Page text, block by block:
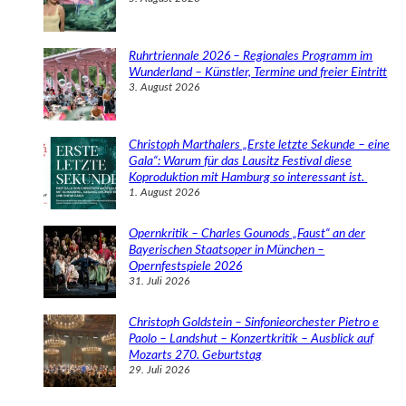
Ruhrtriennale 2026 – Regionales Programm im
Wunderland – Künstler, Termine und freier Eintritt
3. August 2026
Christoph Marthalers „Erste letzte Sekunde – eine
Gala“: Warum für das Lausitz Festival diese
Koproduktion mit Hamburg so interessant ist.
1. August 2026
Opernkritik – Charles Gounods „Faust“ an der
Bayerischen Staatsoper in München –
Opernfestspiele 2026
31. Juli 2026
Christoph Goldstein – Sinfonieorchester Pietro e
Paolo – Landshut – Konzertkritik – Ausblick auf
Mozarts 270. Geburtstag
29. Juli 2026